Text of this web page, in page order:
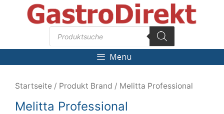
Products
search
Menü
Startseite / Produkt Brand / Melitta Professional
Melitta Professional